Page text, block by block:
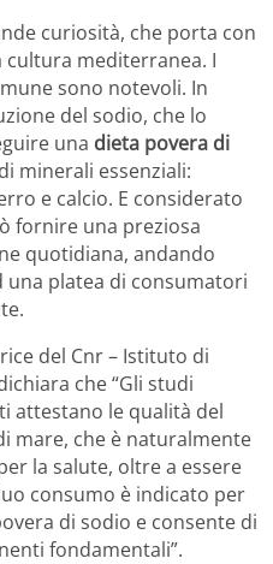
curiosità, che porta con
cultura mediterranea. I
sono notevoli. In
del sodio, che lo
una dieta povera di
minerali essenziali:
e calcio. E considerato
fornire una preziosa
quotidiana, andando
platea di consumatori
del Cnr – Istituto di
che “Gli studi
attestano le qualità del
mare, che è naturalmente
la salute, oltre a essere
consumo è indicato per
di sodio e consente di
fondamentali”.